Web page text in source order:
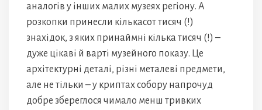
аналогів у інших малих музеях регіону. А
розкопки принесли кількасот тисяч (!)
знахідок, з яких принаймні кілька тисяч (!) –
дуже цікаві й варті музейного показу. Це
архітектурні деталі, різні металеві предмети,
але не тільки – у криптах собору напрочуд
добре збереглося чимало менш тривких